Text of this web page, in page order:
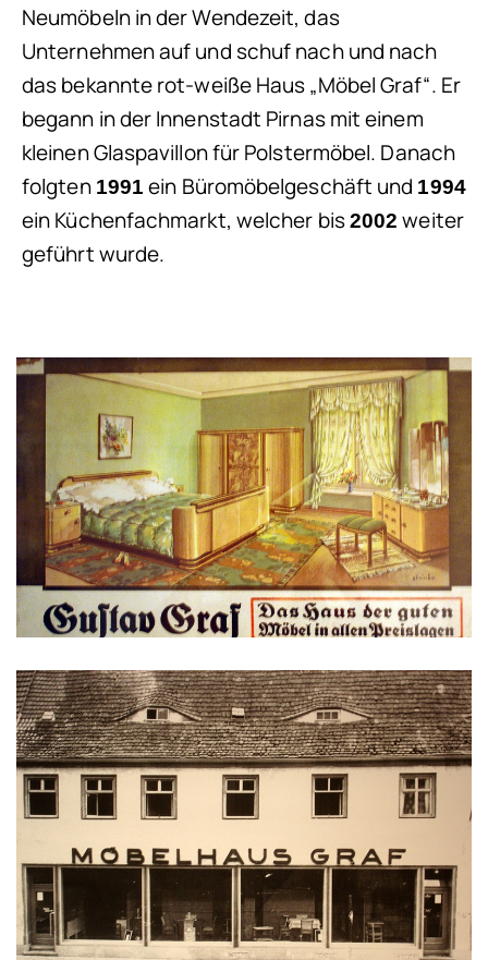
Neumöbeln in der Wendezeit, das
Unternehmen auf und schuf nach und nach
das bekannte rot-weiße Haus „Möbel Graf“. Er
begann in der Innenstadt Pirnas mit einem
kleinen Glaspavillon für Polstermöbel. Danach
folgten 1991 ein Büromöbelgeschäft und 1994
ein Küchenfachmarkt, welcher bis2002 weiter
geführt wurde.